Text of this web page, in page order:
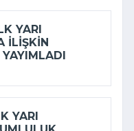
YARI
ILIŞKIN
YARI